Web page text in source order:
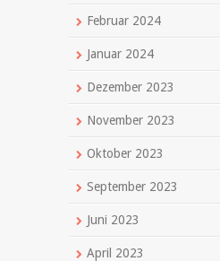
Februar 2024
Januar 2024
Dezember 2023
November 2023
Oktober 2023
September 2023
Juni 2023
April 2023